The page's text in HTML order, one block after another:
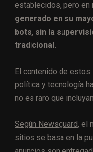
establecidos, pero en
generado en su
bots, sin la
tradicional.
El contenido de
política y tecnología
no es raro que
Según Newsguard, el
sitios se basa en la